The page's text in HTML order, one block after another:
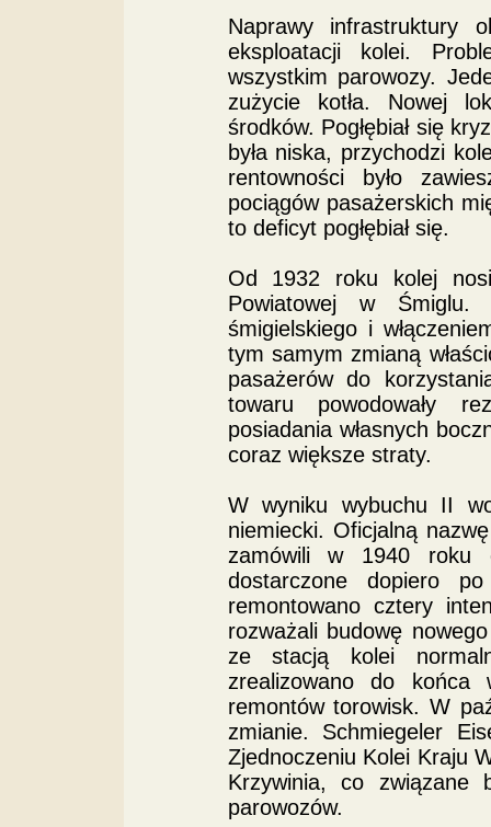
Naprawy infrastruktury
eksploatacji kolei.
wszystkim parowozy.
zużycie kotła. Nowej
środków. Pogłębiał się
była niska, przychodzi
rentowności było
pociągów pasażerskich
to deficyt pogłębiał się.
Od 1932 roku kolej
Powiatowej w
śmigielskiego i
tym samym zmianą
pasażerów do
towaru powodowały
posiadania własnych
coraz większe straty.
W wyniku wybuchu II
niemiecki. Oficjalną
zamówili w 1940 roku
dostarczone dopiero
remontowano cztery
rozważali budowę
ze stacją kolei
zrealizowano do końca
remontów torowisk. W
zmianie. Schmiegeler
Zjednoczeniu Kolei Kraju
Krzywinia, co związane
parowozów.